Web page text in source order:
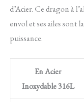
d’Acier. Ce dragon à
envol et ses ailes sont
puissance.
En Acier
Inoxydable 316L